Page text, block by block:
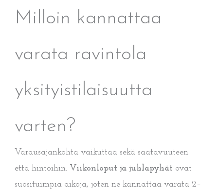
Milloin kannattaa
varata ravintola
yksityistilaisuutta
varten?
Varausajankohta vaikuttaa sekä saatavuuteen
että hintoihin. Viikonloput ja juhlapyhät ovat
suosituimpia aikoja, joten ne kannattaa varata 2–